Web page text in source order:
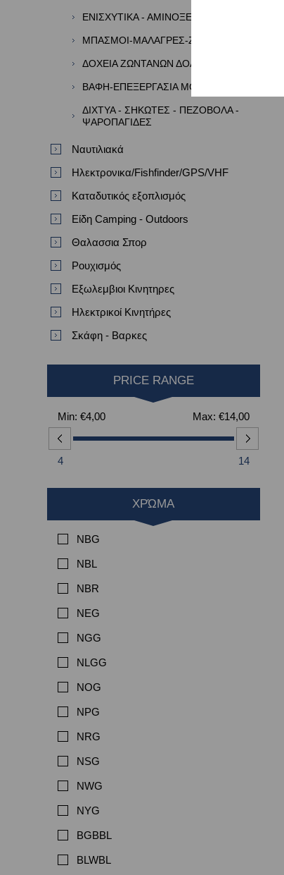
ΕΝΙΣΧΥΤΙΚΑ - ΑΜΙΝΟΞΕΑ - ΑΡΩΜΑΤΑ
ΜΠΑΣΜΟΙ-ΜΑΛΑΓΡΕΣ-ΖΥΜΕΣ
ΔΟΧΕΙΑ ΖΩΝΤΑΝΩΝ ΔΟΛΩΜΑΤΩΝ
ΒΑΦΗ-ΕΠΕΞΕΡΓΑΣΙΑ ΜΟΛΥΒΙΩΝ
ΔΙΧΤΥΑ - ΣΗΚΩΤΕΣ - ΠΕΖΟΒΟΛΑ -
ΨΑΡΟΠΑΓΙΔΕΣ
Ναυτιλιακά
Ηλεκτρονικα/Fishfinder/GPS/VHF
Καταδυτικός εξοπλισμός
Είδη Camping - Outdoors
Θαλασσια Σπορ
Ρουχισμός
Εξωλεμβιοι Κινητηρες
Ηλεκτρικοί Κινητήρες
Σκάφη - Βαρκες
PRICE RANGE
Min: €4,00 Max: €14,00
4 14
ΧΡΏΜΑ
NBG
NBL
NBR
NEG
NGG
NLGG
NOG
NPG
NRG
NSG
NWG
NYG
BGBBL
BLWBL